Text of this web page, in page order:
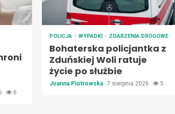
6
POLICJA WYPADKI ZDARZENIA DROGOWE
Bohaterska policjantka z
Zduńskiej Woli ratuje
życie po służbie
Joanna Piotrowska 7 sierpnia 2026 5